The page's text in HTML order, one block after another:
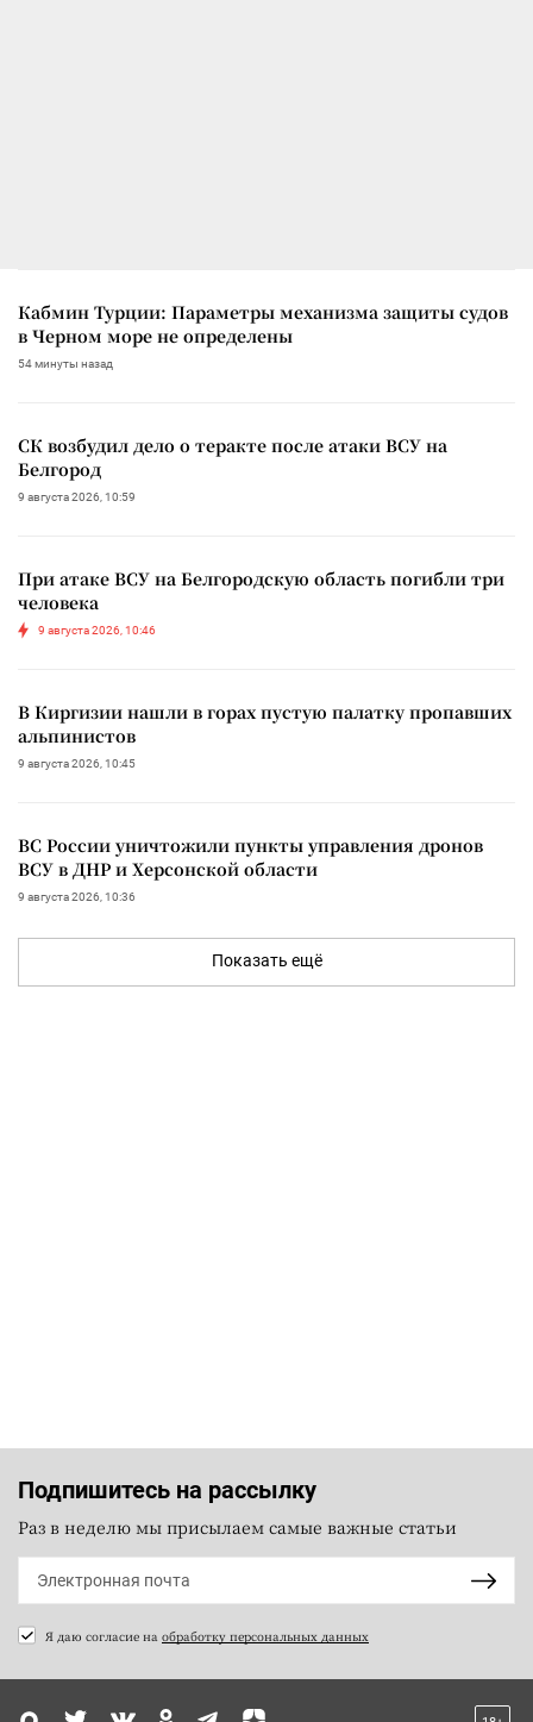
Кабмин Турции: Параметры механизма защиты судов
в Черном море не определены
54 минуты назад
СК возбудил дело о теракте после атаки ВСУ на
Белгород
9 августа 2026, 10:59
При атаке ВСУ на Белгородскую область погибли три
человека
9 августа 2026, 10:46
В Киргизии нашли в горах пустую палатку пропавших
альпинистов
9 августа 2026, 10:45
ВС России уничтожили пункты управления дронов
ВСУ в ДНР и Херсонской области
9 августа 2026, 10:36
Показать ещё
Подпишитесь на рассылку
Раз в неделю мы присылаем самые важные статьи
Я даю согласие на обработку персональных данных